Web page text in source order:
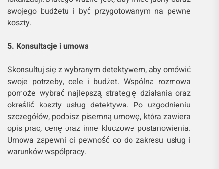
swojego budżetu i być przygotowanym na pewne
koszty.
5. Konsultacje i umowa
Skonsultuj się z wybranym detektywem, aby omówić
swoje potrzeby, cele i budżet. Wspólna rozmowa
pomoże wybrać najlepszą strategię działania oraz
określić koszty usług detektywa. Po uzgodnieniu
szczegółów, podpisz pisemną umowę, która zawiera
opis prac, cenę oraz inne kluczowe postanowienia.
Umowa zapewni ci pewność co do zakresu usług i
warunków współpracy.